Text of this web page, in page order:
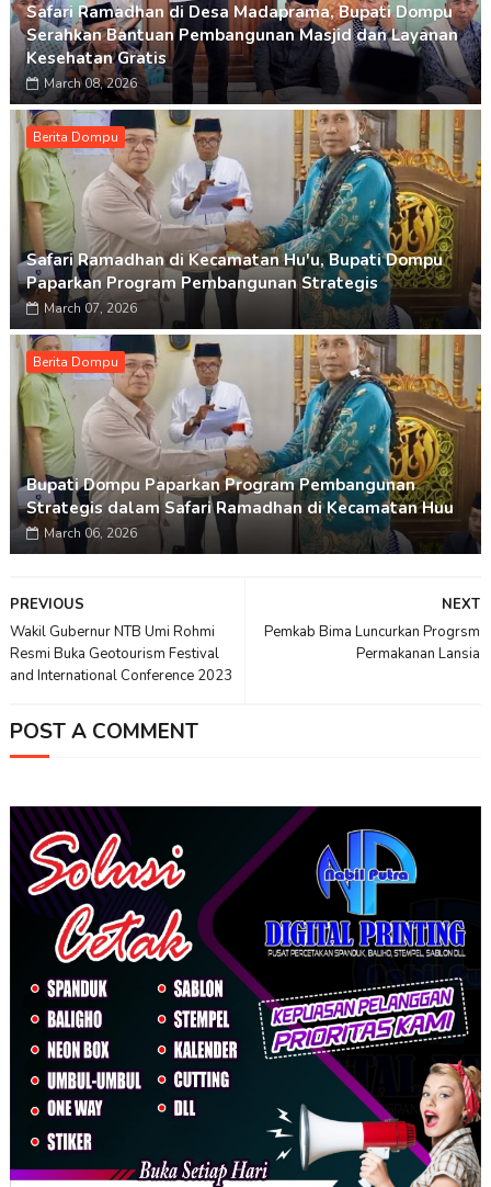
Safari Ramadhan di Desa Madaprama, Bupati Dompu
Serahkan Bantuan Pembangunan Masjid dan Layanan
Kesehatan Gratis
March 08, 2026
Berita Dompu
Safari Ramadhan di Kecamatan Hu'u, Bupati Dompu
Paparkan Program Pembangunan Strategis
March 07, 2026
Berita Dompu
Bupati Dompu Paparkan Program Pembangunan
Strategis dalam Safari Ramadhan di Kecamatan Huu
March 06, 2026
NEXT
Pemkab Bima Luncurkan Progrsm
Permakanan Lansia
PREVIOUS
Wakil Gubernur NTB Umi Rohmi
Resmi Buka Geotourism Festival
and International Conference 2023
POST A COMMENT